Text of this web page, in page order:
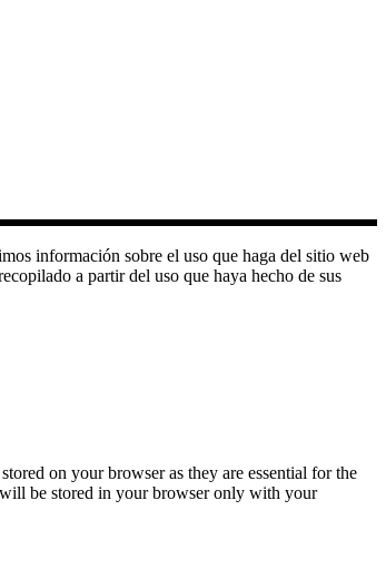
información sobre el uso que haga del sitio web
a partir del uso que haya hecho de sus
on your browser as they are essential for the
be stored in your browser only with your